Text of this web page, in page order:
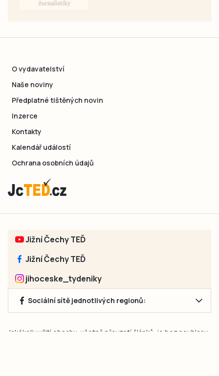
O vydavatelství
Naše noviny
Předplatné tištěných novin
Inzerce
Kontakty
Kalendář událostí
Ochrana osobních údajů
Jižní Čechy TEĎ
Jižní Čechy TEĎ
jihoceske_tydeniky
Sociální sítě jednotlivých regionů:
Jakékoliv užití obsahu, včetně převzetí článků, je bez souhlasu